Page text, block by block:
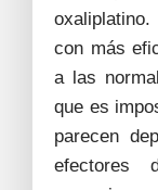
con más
a las
que es
parecen
efectores